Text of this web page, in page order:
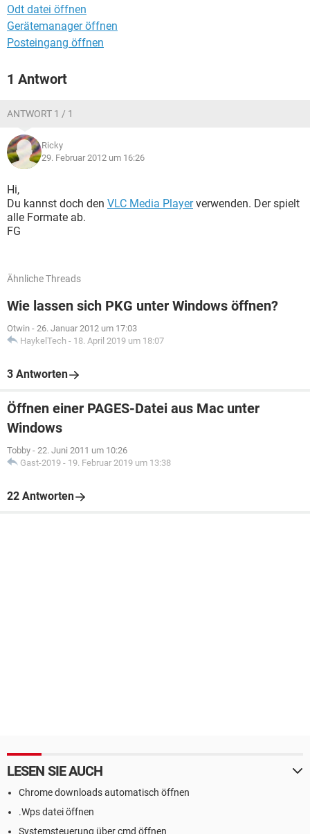
Odt datei öffnen
Gerätemanager öffnen
Posteingang öffnen
1 Antwort
ANTWORT 1 / 1
Ricky
29. Februar 2012 um 16:26
Hi,
Du kannst doch den VLC Media Playerverwenden. Der spielt
alle Formate ab.
FG
Ähnliche Threads
Wie lassen sich PKG unter Windows öffnen?
Otwin - 26. Januar 2012 um 17:03
HaykelTech - 18. April 2019 um 18:07
3 Antworten
Öffnen einer PAGES-Datei aus Mac unter
Windows
Tobby - 22. Juni 2011 um 10:26
Gast-2019 - 19. Februar 2019 um 13:38
22 Antworten
LESEN SIE AUCH
Chrome downloads automatisch öffnen
.Wps datei öffnen
Systemsteuerung über cmd öffnen